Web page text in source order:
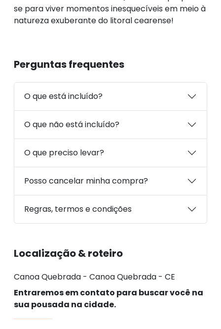
se para viver momentos inesquecíveis em meio à
natureza exuberante do litoral cearense!
Perguntas frequentes
O que está incluído?
O que não está incluído?
O que preciso levar?
Posso cancelar minha compra?
Regras, termos e condições
Localização & roteiro
Canoa Quebrada - Canoa Quebrada - CE
Entraremos em contato para buscar você na
sua pousada na cidade.